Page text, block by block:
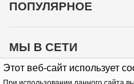
Этот веб-сайт использует
ПОПУЛЯРНОЕ
МЫ В СЕТИ